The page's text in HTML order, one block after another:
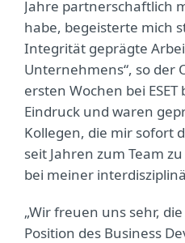
Jahre partnerschaftlich
habe, begeisterte mich
Integrität geprägte
Unternehmens“, so der
ersten Wochen bei
Eindruck und waren
Kollegen, die mir sofort
seit Jahren zum Team
bei meiner
„Wir freuen uns sehr,
Position des Business